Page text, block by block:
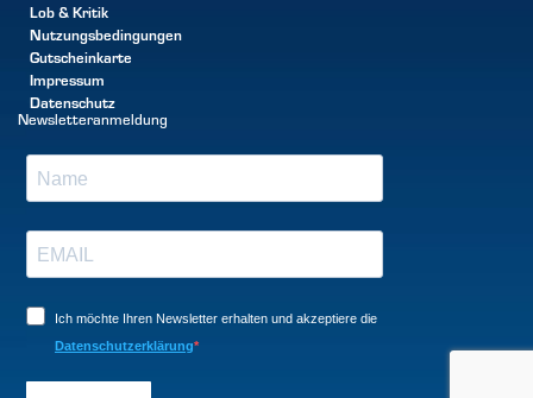
Lob & Kritik
Nutzungsbedingungen
Gutscheinkarte
Impressum
Datenschutz
Newsletteranmeldung
Ich möchte Ihren Newsletter erhalten und akzeptiere die
Datenschutzerklärung